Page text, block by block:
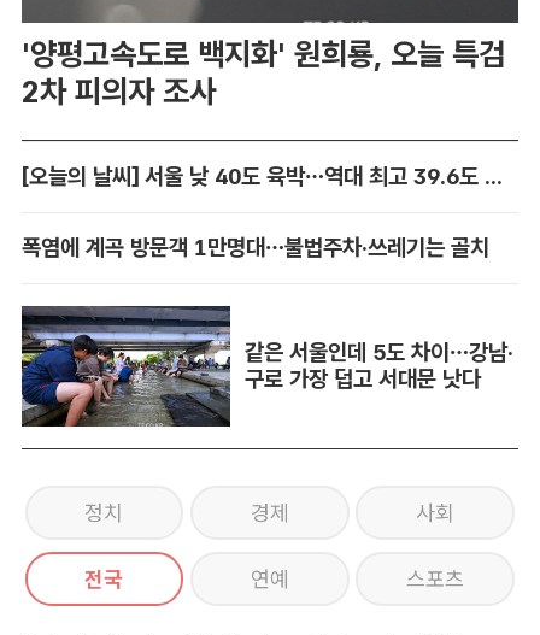
'양평고속도로 백지화' 원희룡, 오늘 특검
2차 피의자 조사
[오늘의 날씨] 서울 낮 40도 육박…역대 최고 39.6도 위협
폭염에 계곡 방문객 1만명대…불법주차·쓰레기는 골치
같은 서울인데 5도 차이…강남·
구로 가장 덥고 서대문 낫다
정치 경제 사회
전국 연예 스포츠